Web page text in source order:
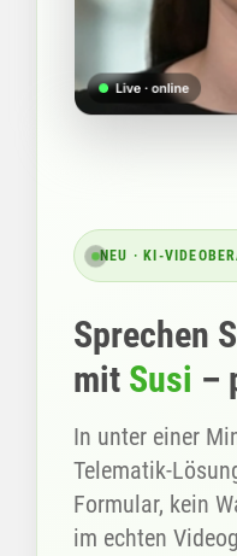
NEU · KI-
Sprechen
mit Susi –
In unter einer
Telematik-
Formular, kein
im echten